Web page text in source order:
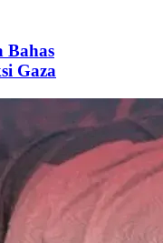
Bahas
Gaza